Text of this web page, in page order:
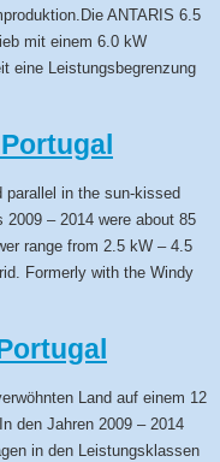
ANTARIS 6.5
mit einem 6.0 kW
eine Leistungsbegrenzung
parallel in the sun-kissed
2009 – 2014 were about 85
range from 2.5 kW – 4.5
Formerly with the Windy
Land auf einem 12
den Jahren 2009 – 2014
in den Leistungsklassen